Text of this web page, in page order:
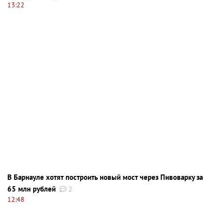
13:22
В Барнауле хотят построить новый мост через Пивоварку за
65 млн рублей
2
12:48